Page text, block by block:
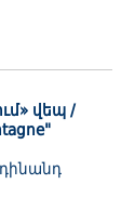
վեպ /